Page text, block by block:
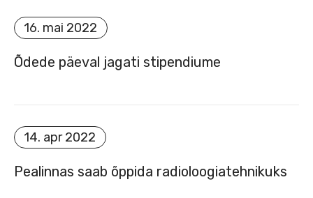
16. mai 2022
Õdede päeval jagati stipendiume
14. apr 2022
Pealinnas saab õppida radioloogiatehnikuks